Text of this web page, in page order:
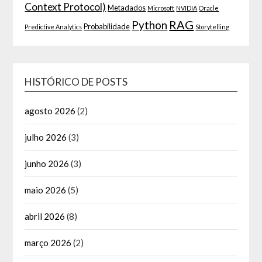
Context Protocol) Metadados Microsoft NVIDIA Oracle
Predictive Analytics Probabilidade Python RAG Storytelling
HISTÓRICO DE POSTS
agosto 2026 (2)
julho 2026 (3)
junho 2026 (3)
maio 2026 (5)
abril 2026 (8)
março 2026 (2)